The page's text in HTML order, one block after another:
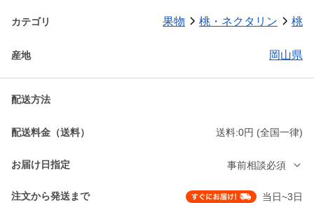
カテゴリ 果物 桃・ネクタリン 桃
産地 岡山県
配送方法
配送料金（送料） 送料:0円 (全国一律)
お届け日指定 事前相談必須
注文から発送まで 当日~3日